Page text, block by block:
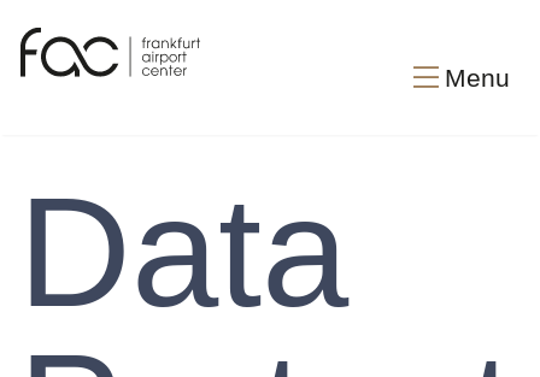
Menu
Data